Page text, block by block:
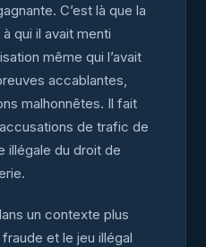
C’est là que la
qui il avait menti
même qui l’avait
accablantes,
malhonnêtes. Il fait
de trafic de
illégale du droit de
un contexte plus
et le jeu illégal